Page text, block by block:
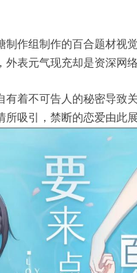
制作组制作的百合题材
表元气现充却是资深网
着不可告人的秘密导致
所吸引，禁断的恋爱由此